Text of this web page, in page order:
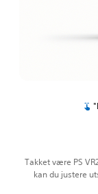
Takket være PS
kan du justere